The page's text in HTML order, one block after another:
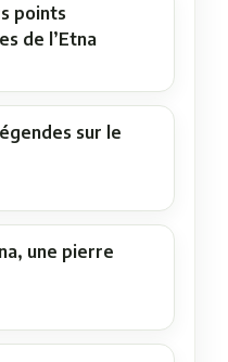
points
de l’Etna
sur le
une pierre